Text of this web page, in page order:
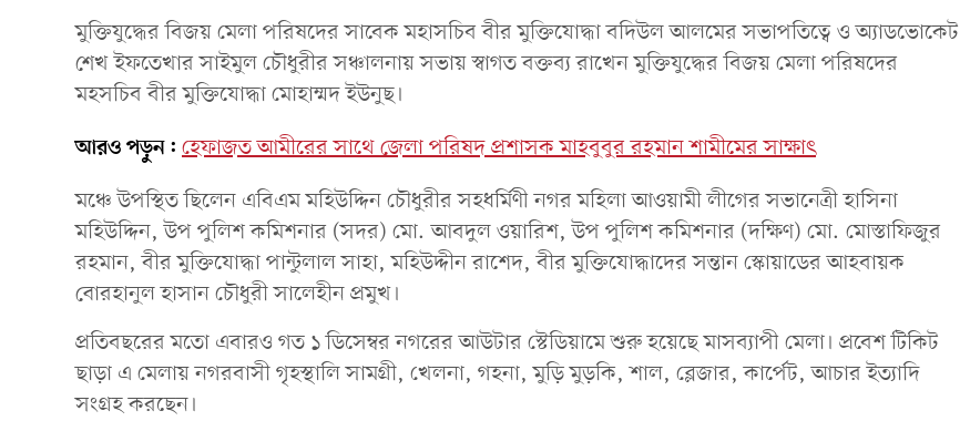
মুক্তিযুদ্ধের বিজয় মেলা পরিষদের সাবেক মহাসচিব বীর মুক্তিযোদ্ধা বদিউল আলমের সভাপতিত্বে ও অ্যাডভোকেট
শেখ ইফতেখার সাইমুল চৌধুরীর সঞ্চালনায় সভায় স্বাগত বক্তব্য রাখেন মুক্তিযুদ্ধের বিজয় মেলা পরিষদের
মহসচিব বীর মুক্তিযোদ্ধা মোহাম্মদ ইউনুছ।
আরও পড়ুন: হেফাজত আমীরের সাথে জেলা পরিষদ প্রশাসক মাহবুবুর রহমান শামীমের সাক্ষাৎ
মঞ্চে উপস্থিত ছিলেন এবিএম মহিউদ্দিন চৌধুরীর সহধর্মিণী নগর মহিলা আওয়ামী লীগের সভানেত্রী হাসিনা
মহিউদ্দিন, উপ পুলিশ কমিশনার (সদর) মো. আবদুল ওয়ারিশ, উপ পুলিশ কমিশনার (দক্ষিণ) মো. মোস্তাফিজুর
রহমান, বীর মুক্তিযোদ্ধা পান্টুলাল সাহা, মহিউদ্দীন রাশেদ, বীর মুক্তিযোদ্ধাদের সন্তান স্কোয়াডের আহবায়ক
বোরহানুল হাসান চৌধুরী সালেহীন প্রমুখ।
প্রতিবছরের মতো এবারও গত ১ ডিসেম্বর নগরের আউটার স্টেডিয়ামে শুরু হয়েছে মাসব্যাপী মেলা। প্রবেশ টিকিট
ছাড়া এ মেলায় নগরবাসী গৃহস্থালি সামগ্রী, খেলনা, গহনা, মুড়ি মুড়কি, শাল, ব্লেজার, কার্পেট, আচার ইত্যাদি
সংগ্রহ করছেন।